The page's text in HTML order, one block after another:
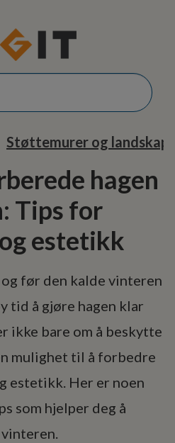
Støttemurer og
hagen
Tips for
estetikk
før den kalde vinteren
tid å gjøre hagen klar
ikke bare om å beskytte
mulighet til å forbedre
estetikk. Her er noen
som hjelper deg å